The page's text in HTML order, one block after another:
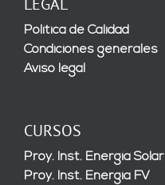
LEGAL
Política de Calidad
Condiciones generales
Aviso legal
CURSOS
Proy. Inst. Energía Solar
Proy. Inst. Energía FV